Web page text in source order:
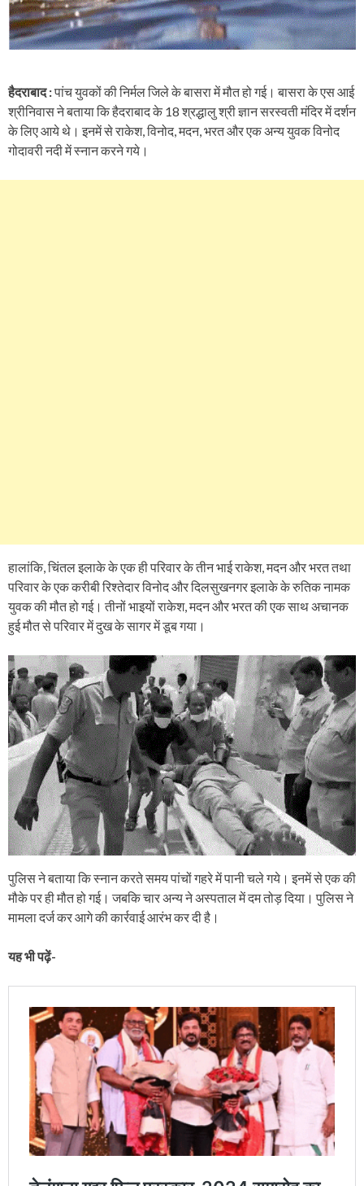
हैदराबाद :पांच युवकों की निर्मल जिले के बासरा में मौत हो गई। बासरा के एस आई
श्रीनिवास ने बताया कि हैदराबाद के 18 श्रद्धालु श्री ज्ञान सरस्वती मंदिर में दर्शन
के लिए आये थे। इनमें से राकेश, विनोद, मदन, भरत और एक अन्य युवक विनोद
गोदावरी नदी में स्नान करने गये।
हालांकि, चिंतल इलाके के एक ही परिवार के तीन भाई राकेश, मदन और भरत तथा
परिवार के एक करीबी रिश्तेदार विनोद और दिलसुखनगर इलाके के रुतिक नामक
युवक की मौत हो गई। तीनों भाइयों राकेश, मदन और भरत की एक साथ अचानक
हुई मौत से परिवार में दुख के सागर में डूब गया।
पुलिस ने बताया कि स्नान करते समय पांचों गहरे में पानी चले गये। इनमें से एक की
मौके पर ही मौत हो गई। जबकि चार अन्य ने अस्पताल में दम तोड़ दिया। पुलिस ने
मामला दर्ज कर आगे की कार्रवाई आरंभ कर दी है।
यह भी पढ़ें-